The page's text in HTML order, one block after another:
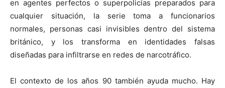
en agentes perfectos o superpolicías preparados para
cualquier situación, la serie toma a funcionarios
normales, personas casi invisibles dentro del sistema
británico, y los transforma en identidades falsas
diseñadas para infiltrarse en redes de narcotráfico.
El contexto de los años 90 también ayuda mucho. Hay